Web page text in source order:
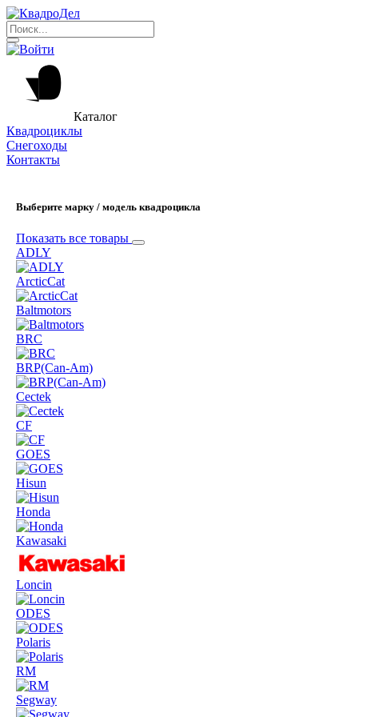
Каталог
Квадроциклы
Снегоходы
Контакты
Выберите марку / модель квадроцикла
Показать все товары
ADLY
ArcticCat
Baltmotors
BRC
BRP(Can-Am)
Cectek
CF
GOES
Hisun
Honda
Kawasaki
Loncin
ODES
Polaris
RM
Segway